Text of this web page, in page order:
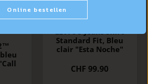
Standard Fit, Bleu
clair "Esta Noche"
CHF 99.90
Online bestellen